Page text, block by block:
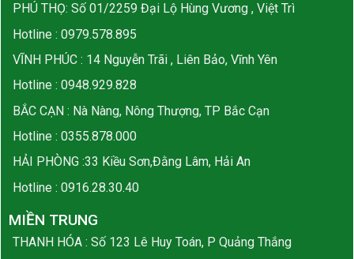
PHÚ THỌ: Số 01/2259 Đại Lộ Hùng Vương , Việt Trì
Hotline : 0979.578.895
VĨNH PHÚC : 14 Nguyễn Trãi , Liên Bảo, Vĩnh Yên
Hotline : 0948.929.828
BẮC CẠN : Nà Nàng, Nông Thượng, TP Bắc Cạn
Hotline : 0355.878.000
HẢI PHÒNG :33 Kiều Sơn,Đằng Lâm, Hải An
Hotline : 0916.28.30.40
MIỀN TRUNG
THANH HÓA : Số 123 Lê Huy Toán, P Quảng Thắng